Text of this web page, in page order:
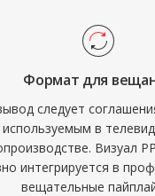
Формат для
следует
используемым в
Визуал
интегрируется в
вещательные